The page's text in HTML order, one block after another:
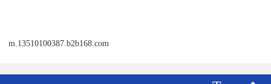
m.13510100387.b2b168.com